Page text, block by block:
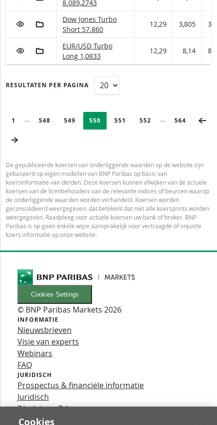
8.089,2743
VOEG TOE AAN WATCHLIST
AAN PORTFOLIO TOEVOEGEN
Dow Jones Turbo Short Met stop loss-niveau
Dow Jones Turbo
Short 57.860
12,29 3,805
VOEG TOE AAN WATCHLIST
AAN PORTFOLIO TOEVOEGEN
EUR/USD Turbo Long Met stop loss-niveau
EUR/USD Turbo
Long 1,0833
12,29 8,14
RESULTATEN PER PAGINA
PAGE
1 Ingeklapte pagina’s
PAGINA
548 PAGINA
549 Selected:
PAGINA
550 PAGINA
551 PAGINA
552 Ingeklapte
LAATSTE
564
De gepubliceerde koersen van onderliggende waarden op de website zijn
gebaseerd op eigen modellen van BNP Paribas op basis van
koersinformatie van derden. Deze koersen kunnen afwijken van de actuele
koersen van de licentiehouders van de relevante indices of beurzen waarop
de onderliggende waarden worden verhandeld. Koersen worden
geconsolideerd weergegeven: dat betekent dat niet alle koersprints worden
weergegeven. Raadpleeg voor actuele koersen uw bank of broker. BNP
Paribas is op geen enkele wijze aansprakelijk voor vertraagde of onjuiste
koers informatie op onze website.
Cookies Settings
© BNP Paribas Markets 2026
INFORMATIE
Nieuwsbrieven
Visie van experts
Webinars
FAQ
JURIDISCH
Prospectus & financiële informatie
Juridisch
Disclaimer B.A.
Privacy
Cookies